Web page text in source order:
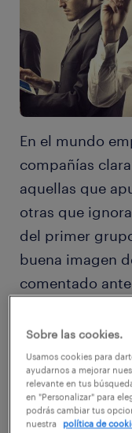
En el mundo
compañías
aquellas que
otras que
del primer
buena imagen
comentado
adecuada,
los empleados
los motivos
marcharse.
Sobre las cookies.
Usamos cookies para
ayudarnos a mejorar
relevante en tus
en "Personalizar" para
podrás cambiar tus
nuestra
política de